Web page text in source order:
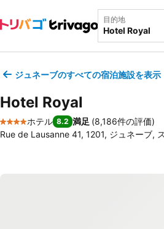
目的地
ジュネーブのすべての宿泊施設を表示
Hotel Royal
4 ホテルのランク
ホテル 8.2 満足 (8,186件の評価)
Rue de Lausanne 41, 1201, ジュネーブ,